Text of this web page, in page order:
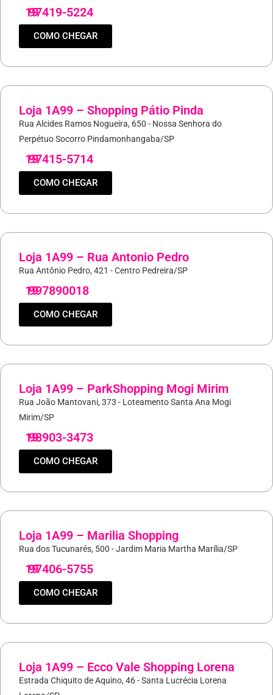
19
97419-5224
COMO CHEGAR
Loja 1A99 – Shopping Pátio Pinda
Rua Alcides Ramos Nogueira, 650 - Nossa Senhora do
Perpétuo Socorro Pindamonhangaba/SP
19
97415-5714
COMO CHEGAR
Loja 1A99 – Rua Antonio Pedro
Rua Antônio Pedro, 421 - Centro Pedreira/SP
19
997890018
COMO CHEGAR
Loja 1A99 – ParkShopping Mogi Mirim
Rua João Mantovani, 373 - Loteamento Santa Ana Mogi
Mirim/SP
19
98903-3473
COMO CHEGAR
Loja 1A99 – Marilia Shopping
Rua dos Tucunarés, 500 - Jardim Maria Martha Marília/SP
19
97406-5755
COMO CHEGAR
Loja 1A99 – Ecco Vale Shopping Lorena
Estrada Chiquito de Aquino, 46 - Santa Lucrécia Lorena